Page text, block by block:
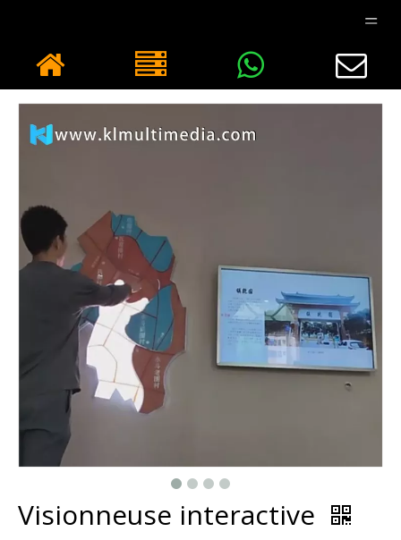
Visionneuse interactive